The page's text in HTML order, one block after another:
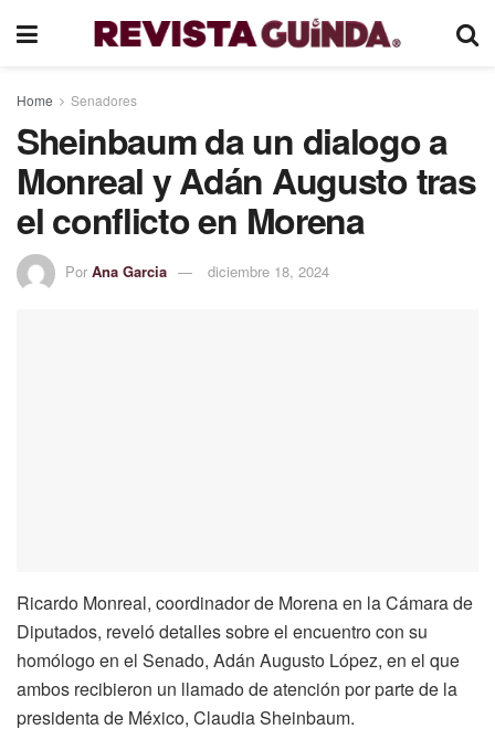
Home Senadores
Sheinbaum da un dialogo a
Monreal y Adán Augusto tras
el conflicto en Morena
Por Ana Garcia diciembre 18, 2024
Ricardo Monreal, coordinador de Morena en la Cámara de
Diputados, reveló detalles sobre el encuentro con su
homólogo en el Senado, Adán Augusto López, en el que
ambos recibieron un llamado de atención por parte de la
presidenta de México, Claudia Sheinbaum.